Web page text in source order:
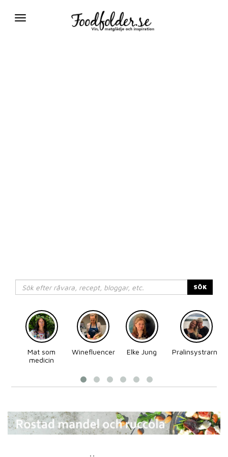
Växla
SÖK
Mat som
medicin
Winefluencer Elke Jung
Pralinsystrarna